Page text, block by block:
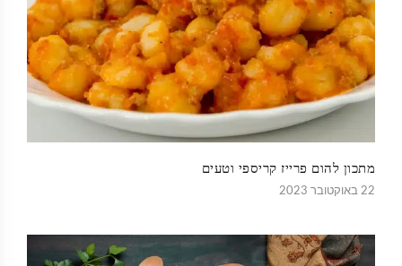
מתכון להום פרייז קריספי וטעים
22 באוקטובר 2023